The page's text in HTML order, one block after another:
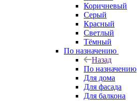
Коричневый
Серый
Красный
Светлый
Тёмный
По назначению
Назад
По назначению
Для дома
Для фасада
Для балкона